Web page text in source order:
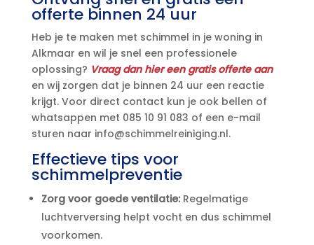
offerte binnen 24 uur
Heb je te maken met schimmel in je woning in
Alkmaar en wil je snel een professionele
oplossing? Vraag dan hier een gratis offerte aan
en wij zorgen dat je binnen 24 uur een reactie
krijgt.​ Voor direct contact kun je ook bellen of
whatsappen met 085 10 91 083 of een e-mail
sturen naar info@schimmelreiniging.​nl.​
Effectieve tips voor
schimmelpreventie
Zorg voor goede ventilatie:Regelmatige
luchtverversing helpt vocht en dus schimmel
voorkomen.​